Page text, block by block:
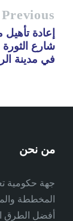
Previous
إعادة
شارع الثورة
في مدينة
من نحن
جهة حكومية
المخططة
أفضل الطرق